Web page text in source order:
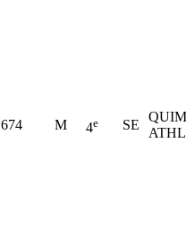
674 M 4e SE